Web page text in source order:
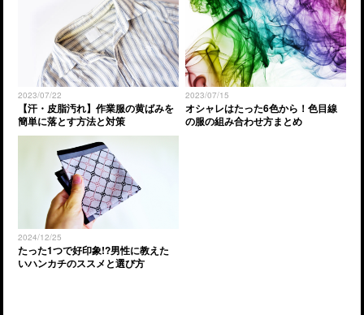
2023/07/22
【汗・皮脂汚れ】作業服の黄ばみを
簡単に落とす方法と対策
2023/07/15
オシャレはたった6色から！色目線
の服の組み合わせ方まとめ
2024/12/25
たった1つで好印象!?男性に教えた
いハンカチのススメと選び方